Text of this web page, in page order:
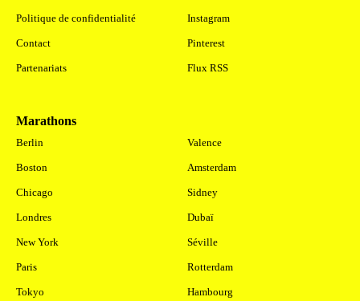
Politique de confidentialité
Contact
Partenariats
Instagram
Pinterest
Flux RSS
Marathons
Berlin
Boston
Chicago
Londres
New York
Paris
Tokyo
Valence
Amsterdam
Sidney
Dubaï
Séville
Rotterdam
Hambourg